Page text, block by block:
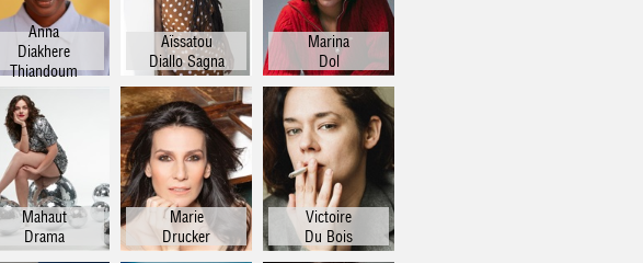
Anna
Diakhere
Thiandoum
Aïssatou
Diallo Sagna
Marina
Dol
Mahaut
Drama
Marie
Drucker
Victoire
Du Bois